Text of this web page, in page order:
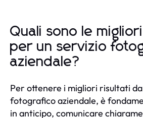
Quali sono le
per un servizio
aziendale?
Per ottenere i migliori risultati
fotografico aziendale, è
in anticipo, comunicare